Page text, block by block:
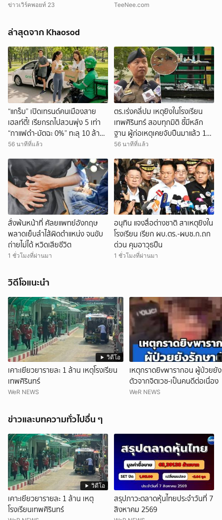
ข่าวเวิร์คพอยท์ 23 TeeNee.com
ล่าสุดจาก Khaosod
“แกร็บ” เปิดเทรนด์คนเมืองสาย
เฮลท์ตี้! เรียกรถไปสวนพุ่ง 5 เท่า
“กาแฟดำ-มัตฉะ 0%” ทะลุ 10 ล้าน
แก้ว
56 นาทีที่แล้ว
ตร.เร่งคลี่ปม เหตุยิงในโรงเรียน
เทพศิรินทร์ สอบทุกมิติ ชี้มีหลัก
ฐาน ผู้ก่อเหตุเคยจับปืนมาแล้ว 1
ครั้ง
56 นาทีที่แล้ว
สั่งพ้นหน้าที่ ศัลยแพทย์อังกฤษ
พลาดเย็บลำไส้ผิดตำแหน่ง จนขับ
ถ่ายไม่ได้ หวิดเสียชีวิต
1 ชั่วโมงที่ผ่านมา
อนุทิน แจงสื่อต่างชาติ สาเหตุยิงใน
โรงเรียน เรียก ผบ.ตร.-ผบช.ก.ถก
ด่วน คุมอาวุธปืน
1 ชั่วโมงที่ผ่านมา
วิดีโอแนะนำ
วิดีโอ
เคาะเยียวยารายละ 1 ล้าน เหตุโรงเรียน
เทพศิรินทร์
WeR NEWS
เหตุกราดยิvพารากอน ผู้ป่วยยั
ตัวจากจิตเวช-เป็นคนดีต่อเนื่อง
WeR NEWS
ข่าวและบทความทั่วไปอื่น ๆ
วิดีโอ
เคาะเยียวยารายละ 1 ล้าน เหตุ
โรงเรียนเทพศิรินทร์
สรุปภาวะตลาดหุ้นไทยประจำวันที่ 7
สิงหาคม 2569